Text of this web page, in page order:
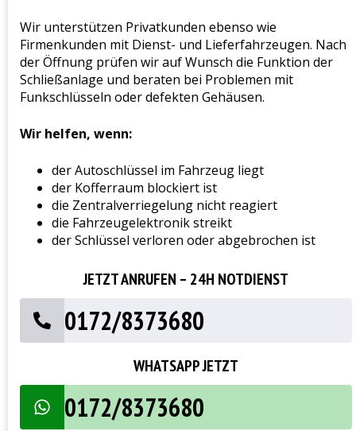
Wir unterstützen Privatkunden ebenso wie
Firmenkunden mit Dienst- und Lieferfahrzeugen. Nach
der Öffnung prüfen wir auf Wunsch die Funktion der
Schließanlage und beraten bei Problemen mit
Funkschlüsseln oder defekten Gehäusen.
Wir helfen, wenn:
der Autoschlüssel im Fahrzeug liegt
der Kofferraum blockiert ist
die Zentralverriegelung nicht reagiert
die Fahrzeugelektronik streikt
der Schlüssel verloren oder abgebrochen ist
JETZT ANRUFEN – 24H NOTDIENST
0172/8373680
WHATSAPP JETZT
0172/8373680